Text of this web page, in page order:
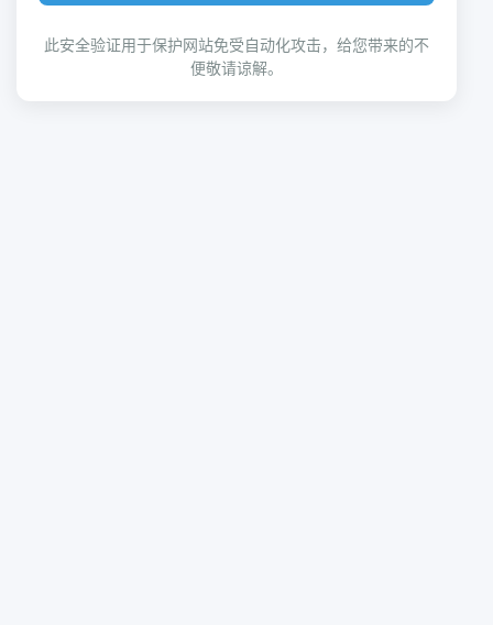
此安全验证用于保护网站免受自动化攻击，给您带来的不
便敬请谅解。